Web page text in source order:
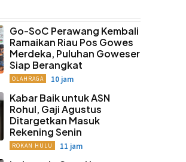
Go-SoC Perawang Kembali
Ramaikan Riau Pos Gowes
Merdeka, Puluhan Goweser
Siap Berangkat
OLAHRAGA 10 jam
Kabar Baik untuk ASN
Rohul, Gaji Agustus
Ditargetkan Masuk
Rekening Senin
ROKAN HULU 11 jam